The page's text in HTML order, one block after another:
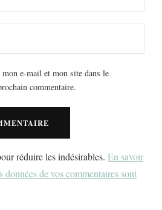
e-mail et mon site dans le
commentaire.
réduire les indésirables. En savoir
de vos commentaires sont